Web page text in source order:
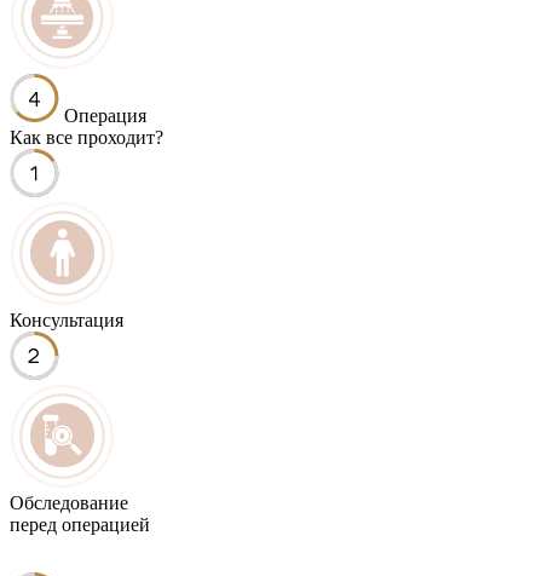
Операция
Как все проходит?
Консультация
Обследование
перед операцией